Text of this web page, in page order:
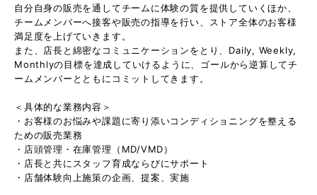
自分自身の販売を通してチームに体験の質を提供していくほか、
チームメンバーへ接客や販売の指導を行い、ストア全体のお客様
満足度を上げていきます。
また、店長と綿密なコミュニケーションをとり、Daily, Weekly,
Monthlyの目標を達成していけるように、ゴールから逆算してチ
ームメンバーとともにコミットしてきます。
＜具体的な業務内容＞
・お客様のお悩みや課題に寄り添いコンディショニングを整える
ための販売業務
・店頭管理・在庫管理（MD/VMD）
・店長と共にスタッフ育成ならびにサポート
・店舗体験向上施策の企画、提案、実施